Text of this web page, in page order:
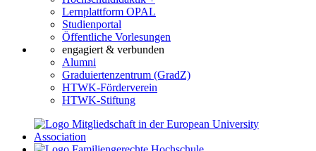
Lernplattform OPAL
Studienportal
Öffentliche Vorlesungen
engagiert & verbunden
Alumni
Graduiertenzentrum (GradZ)
HTWK-Förderverein
HTWK-Stiftung